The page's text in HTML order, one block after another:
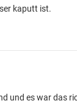
kaputt ist.
und es war das